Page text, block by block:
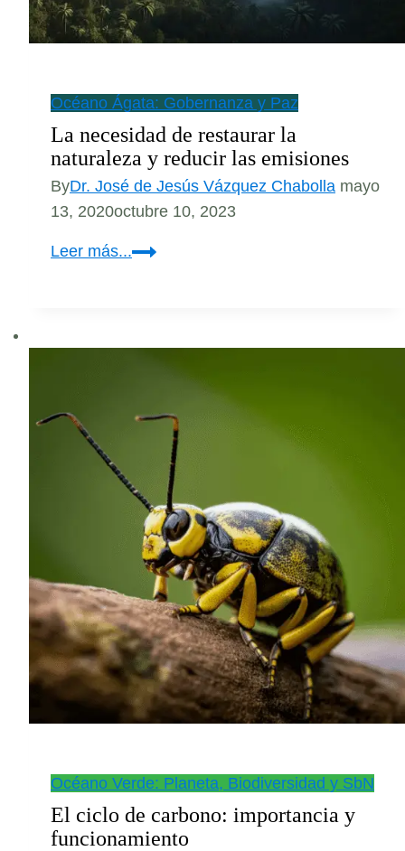
Océano Ágata: Gobernanza y Paz
La necesidad de restaurar la
naturaleza y reducir las emisiones
ByDr. José de Jesús Vázquez Chabolla mayo
13, 2020octubre 10, 2023
Leer más...La
la
naturaleza
reducir
emisiones
Océano Verde: Planeta, Biodiversidad y SbN
El ciclo de carbono: importancia y
funcionamiento